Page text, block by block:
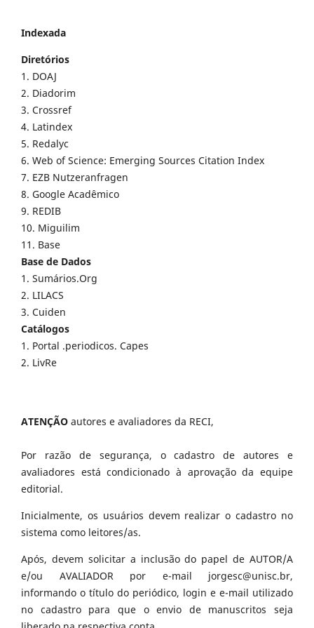
Indexada
Diretórios
1. DOAJ
2. Diadorim
3. Crossref
4. Latindex
5. Redalyc
6. Web of Science: Emerging Sources Citation Index
7. EZB Nutzeranfragen
8. Google Acadêmico
9. REDIB
10. Miguilim
11. Base
Base de Dados
1. Sumários.Org
2. LILACS
3. Cuiden
Catálogos
1. Portal .periodicos. Capes
2. LivRe
ATENÇÃO autores e avaliadores da RECI,
Por razão de segurança, o cadastro de autores e
avaliadores está condicionado à aprovação da equipe
editorial.
Inicialmente, os usuários devem realizar o cadastro no
sistema como leitores/as.
Após, devem solicitar a inclusão do papel de AUTOR/A
e/ou AVALIADOR por e-mail jorgesc@unisc.br,
informando o título do periódico, login e e-mail utilizado
no cadastro para que o envio de manuscritos seja